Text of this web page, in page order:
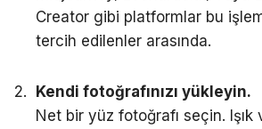
Creator gibi platformlar bu
tercih edilenler arasında.
Kendi fotoğrafınızı yükleyin.
Net bir yüz fotoğrafı seçin. Işık